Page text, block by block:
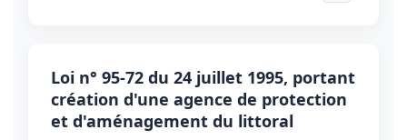
Loi n° 95-72 du 24 juillet 1995, portant
création d'une agence de protection
et d'aménagement du littoral